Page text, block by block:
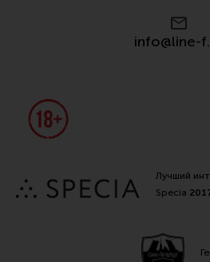
info@line-
Лучший
Specia